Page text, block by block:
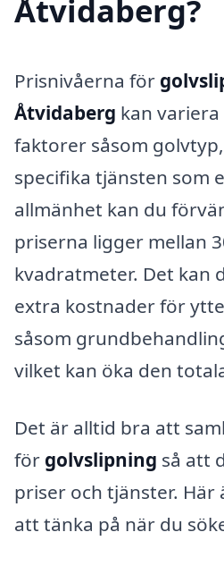
Åtvidaberg?
Prisnivåerna för
Åtvidaberg kan
faktorer såsom
specifika tjänsten som
allmänhet kan du
priserna ligger mellan
kvadratmeter. Det kan
extra kostnader för
såsom
vilket kan öka den
Det är alltid bra att
för golvslipning så att
priser och tjänster.
att tänka på när du